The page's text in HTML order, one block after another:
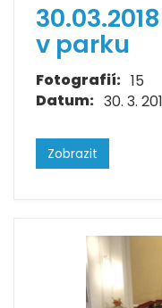
v parku
Fotografií: 15
Datum: 30. 3.
Zobrazit